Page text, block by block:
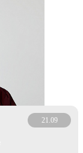
21.09